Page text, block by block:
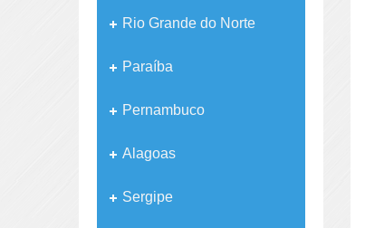
Rio Grande do Norte
Paraíba
Pernambuco
Alagoas
Sergipe